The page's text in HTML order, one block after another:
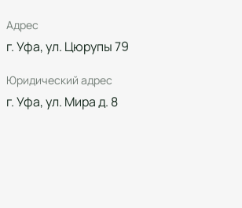
Адрес
г. Уфа, ул. Цюрупы 79
Юридический адрес
г. Уфа, ул. Мира д. 8